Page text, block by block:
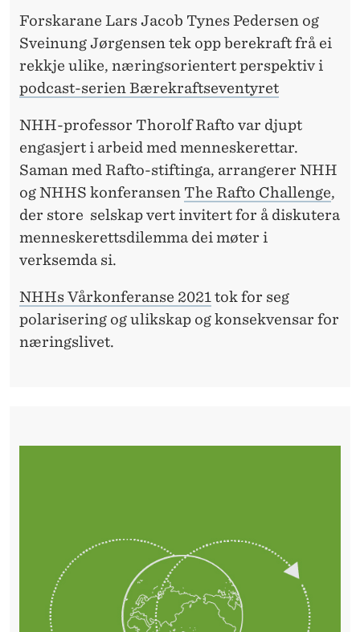
Forskarane Lars Jacob Tynes Pedersen og
Sveinung Jørgensen tek opp berekraft frå ei
rekkje ulike, næringsorientert perspektiv i
podcast-serien Bærekraftseventyret
NHH-professor Thorolf Rafto var djupt
engasjert i arbeid med menneskerettar.
Saman med Rafto-stiftinga, arrangerer NHH
og NHHS konferansen The Rafto Challenge,
der store selskap vert invitert for å diskutera
menneskerettsdilemma dei møter i
verksemda si.
NHHs Vårkonferanse 2021 tok for seg
polarisering og ulikskap og konsekvensar for
næringslivet.